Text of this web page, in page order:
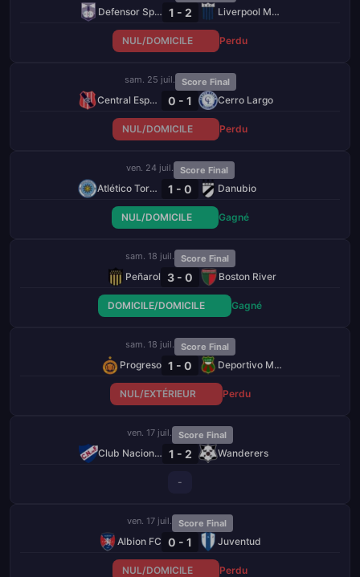
Defensor Sporting 1 - 2 Liverpool Montevideo
NUL/DOMICILE Perdu
sam. 25 juil. Score Final
Central Español 0 - 1 Cerro Largo
NUL/DOMICILE Perdu
ven. 24 juil. Score Final
Atlético Torque 1 - 0 Danubio
NUL/DOMICILE Gagné
sam. 18 juil. Score Final
Peñarol 3 - 0 Boston River
DOMICILE/DOMICILE Gagné
sam. 18 juil. Score Final
Progreso 1 - 0 Deportivo Maldonado
NUL/EXTÉRIEUR Perdu
ven. 17 juil. Score Final
Club Nacional de Football 1 - 2 Wanderers
-
ven. 17 juil. Score Final
Albion FC 0 - 1 Juventud
NUL/DOMICILE Perdu